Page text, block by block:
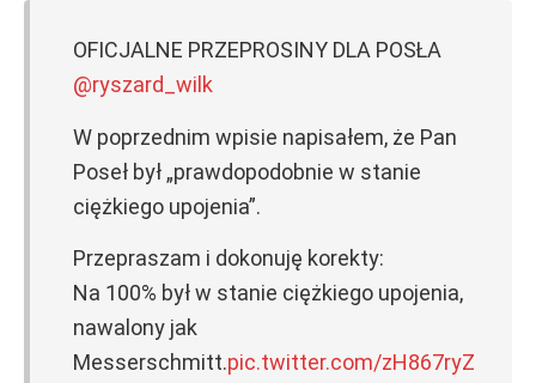
OFICJALNE PRZEPROSINY DLA POSŁA
@ryszard_wilk
W poprzednim wpisie napisałem, że Pan
Poseł był „prawdopodobnie w stanie
ciężkiego upojenia”.
Przepraszam i dokonuję korekty:
Na 100% był w stanie ciężkiego upojenia,
nawalony jak
Messerschmitt.pic.twitter.com/zH867ryZ